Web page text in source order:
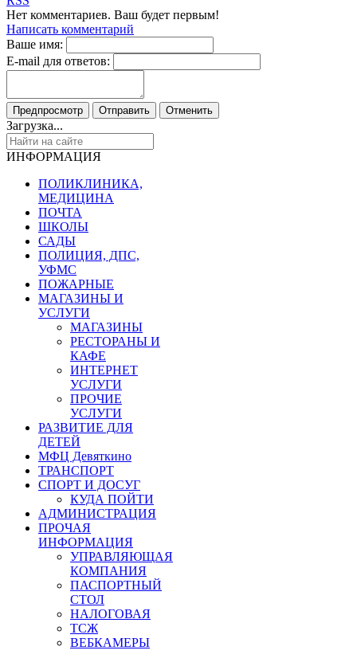
Нет комментариев. Ваш будет первым!
Написать комментарий
Ваше имя:
E-mail для ответов:
Загрузка...
ИНФОРМАЦИЯ
ПОЛИКЛИНИКА,
МЕДИЦИНА
ПОЧТА
ШКОЛЫ
САДЫ
ПОЛИЦИЯ, ДПС,
УФМС
ПОЖАРНЫЕ
МАГАЗИНЫ И
УСЛУГИ
МАГАЗИНЫ
РЕСТОРАНЫ И
КАФЕ
ИНТЕРНЕТ
УСЛУГИ
ПРОЧИЕ
УСЛУГИ
РАЗВИТИЕ ДЛЯ
ДЕТЕЙ
МФЦ Девяткино
ТРАНСПОРТ
СПОРТ И ДОСУГ
КУДА ПОЙТИ
АДМИНИСТРАЦИЯ
ПРОЧАЯ
ИНФОРМАЦИЯ
УПРАВЛЯЮЩАЯ
КОМПАНИЯ
ПАСПОРТНЫЙ
СТОЛ
НАЛОГОВАЯ
ТСЖ
ВЕБКАМЕРЫ